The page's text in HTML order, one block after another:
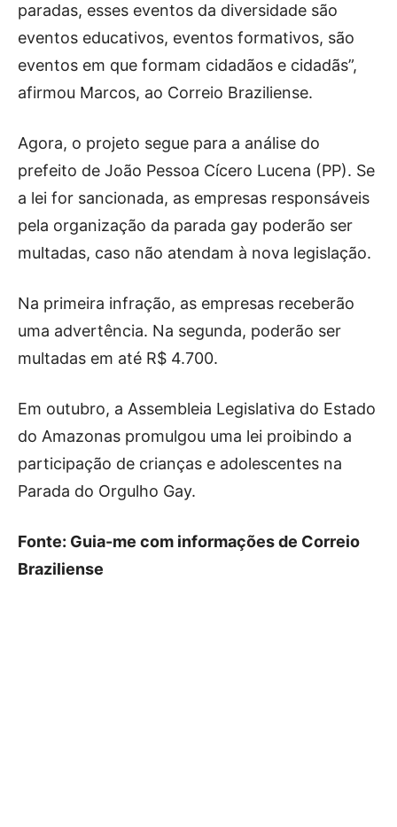
paradas, esses eventos da diversidade são
eventos educativos, eventos formativos, são
eventos em que formam cidadãos e cidadãs”,
afirmou Marcos, ao Correio Braziliense.
Agora, o projeto segue para a análise do
prefeito de João Pessoa Cícero Lucena (PP). Se
a lei for sancionada, as empresas responsáveis
pela organização da parada gay poderão ser
multadas, caso não atendam à nova legislação.
Na primeira infração, as empresas receberão
uma advertência. Na segunda, poderão ser
multadas em até R$ 4.700.
Em outubro, a Assembleia Legislativa do Estado
do Amazonas promulgou uma lei proibindo a
participação de crianças e adolescentes na
Parada do Orgulho Gay.
Fonte: Guia-me com informações de Correio
Braziliense